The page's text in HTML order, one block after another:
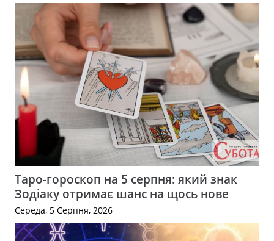
Таро-гороскоп на 5 серпня: який знак
Зодіаку отримає шанс на щось нове
Середа, 5 Серпня, 2026